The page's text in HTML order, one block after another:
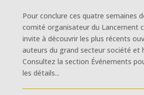
Pour conclure ces quatre semaines
comité organisateur du Lancement
invite à découvrir les plus récents
auteurs du grand secteur société et
Consultez la section Événements
les détails...